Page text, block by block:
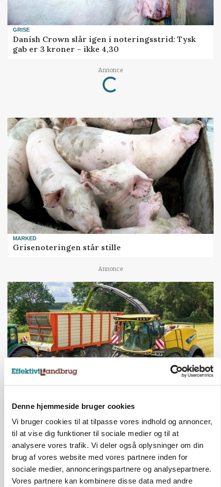
Denne hjemmeside bruger cookies
Vi bruger cookies til at tilpasse vores indhold og annoncer,
til at vise dig funktioner til sociale medier og til at
analysere vores trafik. Vi deler også oplysninger om din
brug af vores website med vores partnere inden for
sociale medier, annonceringspartnere og analysepartnere.
Vores partnere kan kombinere disse data med andre
GRISE
Danish Crown slår igen i noteringsstrid: Tysk
gab er 3 kroner – ikke 4,30
Annonce
Loading...
MARKED
Grisenoteringen står stille
Annonce
MASKINER
Krone åbner XDisc for John Deere og New
Holland
Annonce
Høstpres kan sænke hvedeprisen yderligere